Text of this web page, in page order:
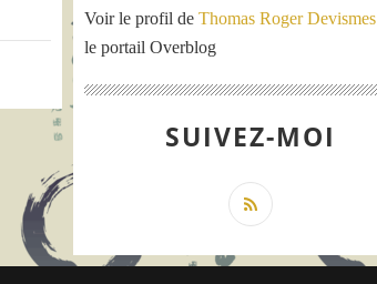
Voir le profil de Thomas Roger Devismes
le portail Overblog
SUIVEZ-MOI